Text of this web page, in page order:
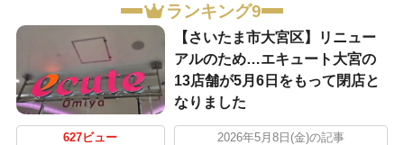
ランキング9
【さいたま市大宮区】リニュー
アルのため…エキュート大宮の
13店舗が5月6日をもって閉店と
なりました
627ビュー 2026年5月8日(金)の記事